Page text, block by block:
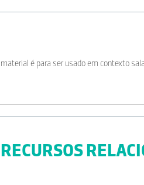
é para ser usado em contexto
RECURSOS